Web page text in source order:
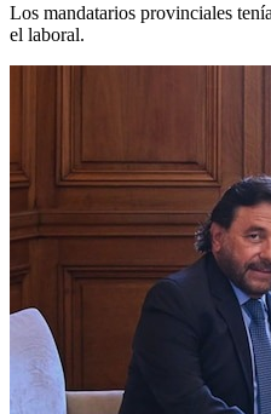
Los mandatarios provinciales
el laboral.